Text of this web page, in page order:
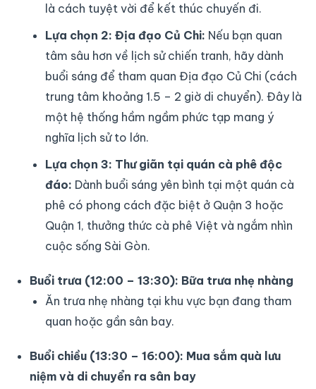
là cách tuyệt vời để kết thúc chuyến đi.
Lựa chọn 2: Địa đạo Củ Chi: Nếu bạn quan
tâm sâu hơn về lịch sử chiến tranh, hãy dành
buổi sáng để tham quan Địa đạo Củ Chi (cách
trung tâm khoảng 1.5 – 2 giờ di chuyển). Đây là
một hệ thống hầm ngầm phức tạp mang ý
nghĩa lịch sử to lớn.
Lựa chọn 3: Thư giãn tại quán cà phê độc
đáo: Dành buổi sáng yên bình tại một quán cà
phê có phong cách đặc biệt ở Quận 3 hoặc
Quận 1, thưởng thức cà phê Việt và ngắm nhìn
cuộc sống Sài Gòn.
Buổi trưa (12:00 – 13:30): Bữa trưa nhẹ nhàng
Ăn trưa nhẹ nhàng tại khu vực bạn đang tham
quan hoặc gần sân bay.
Buổi chiều (13:30 – 16:00): Mua sắm quà lưu
niệm và di chuyển ra sân bay